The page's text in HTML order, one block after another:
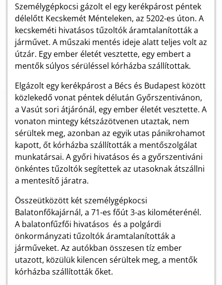
Személygépkocsi gázolt el egy kerékpárost péntek
délelőtt Kecskemét Ménteleken, az 5202-es úton. A
kecskeméti hivatásos tűzoltók áramtalanították a
járművet. A műszaki mentés ideje alatt teljes volt az
útzár. Egy ember életét vesztette, egy embert a
mentők súlyos sérüléssel kórházba szállítottak.
Elgázolt egy kerékpárost a Bécs és Budapest között
közlekedő vonat péntek délután Győrszentivánon,
a Vasút sori átjárónál, egy ember életét vesztette. A
vonaton mintegy kétszázötvenen utaztak, nem
sérültek meg, azonban az egyik utas pánikrohamot
kapott, őt kórházba szállították a mentőszolgálat
munkatársai. A győri hivatásos és a győrszentiváni
önkéntes tűzoltók segítettek az utasoknak átszállni
a mentesítő járatra.
Összeütközött két személygépkocsi
Balatonfőkajárnál, a 71-es főút 3-as kilométerénél.
A balatonfűzfői hivatásos és a polgárdi
önkormányzati tűzoltók áramtalanították a
járműveket. Az autókban összesen tíz ember
utazott, közülük kilencen sérültek meg, a mentők
kórházba szállították őket.